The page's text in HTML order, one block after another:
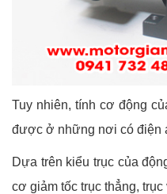
Tuy nhiên, tính cơ động
được ở những nơi có điện
Dựa trên kiểu trục của
cơ giảm tốc trục thẳng,